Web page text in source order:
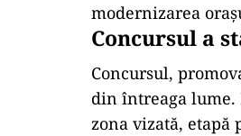
modernizarea
Concursul a
Concursul,
din întreaga
zona vizată,